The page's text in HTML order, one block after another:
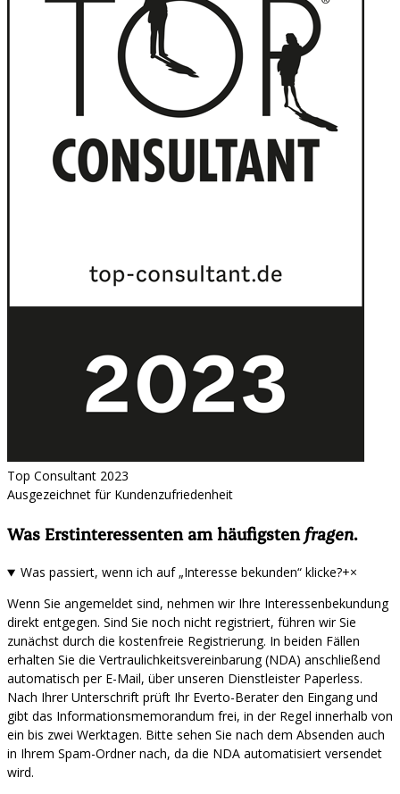
Top Consultant 2023
Ausgezeichnet für Kundenzufriedenheit
Was Erstinteressenten am häufigsten fragen.
Was passiert, wenn ich auf „Interesse bekunden“ klicke?+×
Wenn Sie angemeldet sind, nehmen wir Ihre Interessenbekundung
direkt entgegen. Sind Sie noch nicht registriert, führen wir Sie
zunächst durch die kostenfreie Registrierung. In beiden Fällen
erhalten Sie die Vertraulichkeitsvereinbarung (NDA) anschließend
automatisch per E-Mail, über unseren Dienstleister Paperless.
Nach Ihrer Unterschrift prüft Ihr Everto-Berater den Eingang und
gibt das Informationsmemorandum frei, in der Regel innerhalb von
ein bis zwei Werktagen. Bitte sehen Sie nach dem Absenden auch
in Ihrem Spam-Ordner nach, da die NDA automatisiert versendet
wird.